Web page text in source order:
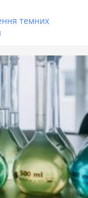
темних